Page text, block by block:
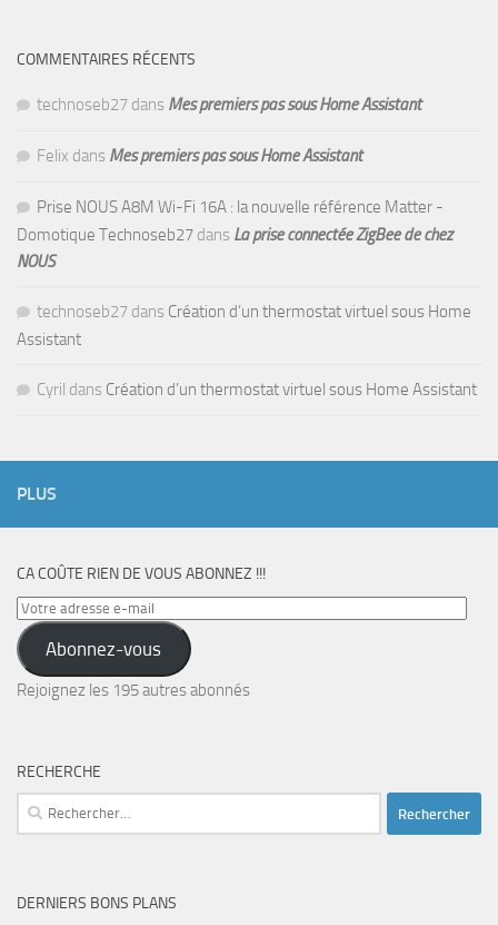
COMMENTAIRES RÉCENTS
technoseb27 dans Mes premiers pas sous Home Assistant
Felix dans Mes premiers pas sous Home Assistant
Prise NOUS A8M Wi-Fi 16A : la nouvelle référence Matter -
Domotique Technoseb27 dans La prise connectée ZigBee de chez
NOUS
technoseb27 dans Création d’un thermostat virtuel sous Home
Assistant
Cyril dans Création d’un thermostat virtuel sous Home Assistant
PLUS
CA COÛTE RIEN DE VOUS ABONNEZ !!!
Votre
adresse
e-
mail
Abonnez-vous
Rejoignez les 195 autres abonnés
RECHERCHE
Rechercher :
DERNIERS BONS PLANS